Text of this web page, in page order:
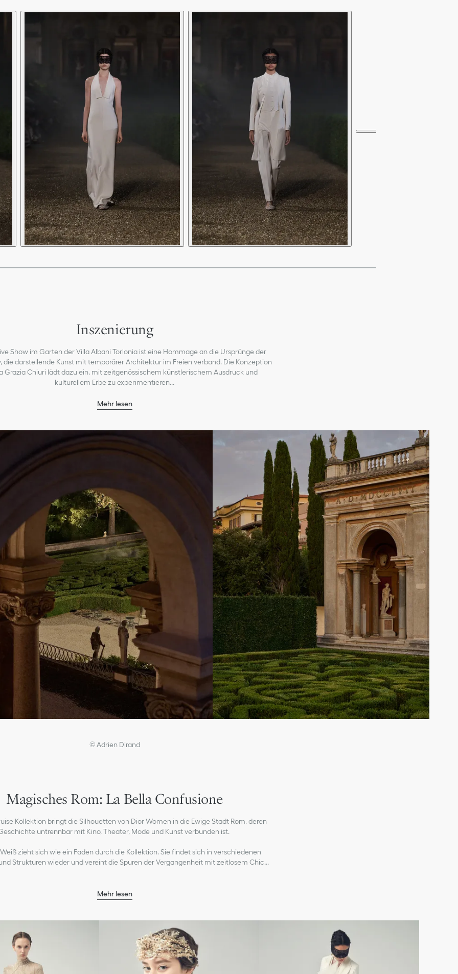
Inszenierung
Show im Garten der Villa Albani Torlonia ist eine Hommage an die Ursprünge der
die darstellende Kunst mit temporärer Architektur im Freien verband. Die Konzeption
Grazia Chiuri lädt dazu ein, mit zeitgenössischem künstlerischem Ausdruck und
kulturellem Erbe zu experimentieren...
Mehr lesen
© Adrien Dirand
Magisches Rom: La Bella Confusione
Kollektion bringt die Silhouetten von Dior Women in die Ewige Stadt Rom, deren
untrennbar mit Kino, Theater, Mode und Kunst verbunden ist.
zieht sich wie ein Faden durch die Kollektion. Sie findet sich in verschiedenen
Strukturen wieder und vereint die Spuren der Vergangenheit mit zeitlosem Chic...
Mehr lesen